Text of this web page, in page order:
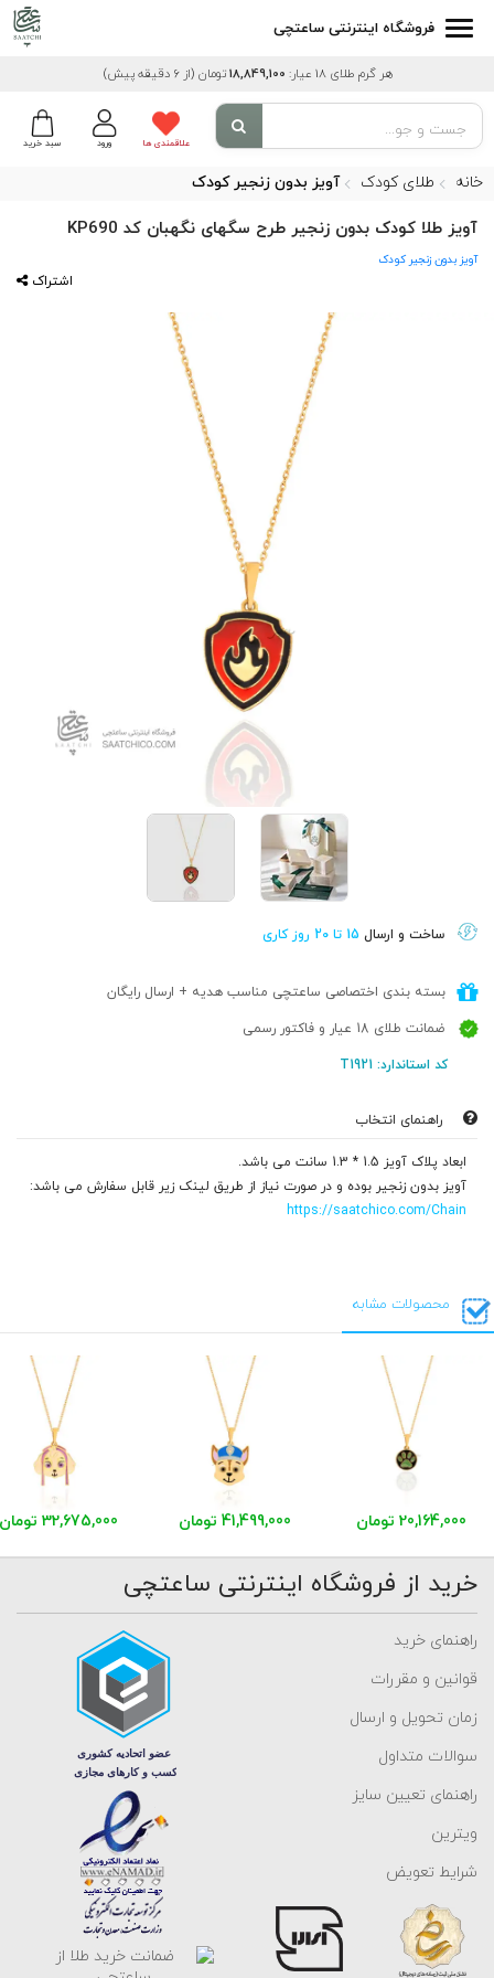
فروشگاه اینترنتی ساعتچی
هر گرم طلای 18 عیار: 18,849,100 تومان (از 6 دقیقه پیش)
سبد خرید ورود علاقمندی ها
خانه طلای کودک آویز بدون زنجیر کودک
آویز طلا کودک بدون زنجیر طرح سگهای نگهبان کد KP690
آویز بدون زنجیر کودک
اشتراک
ساخت و ارسال 15 تا 20 روز کاری
بسته بندی اختصاصی ساعتچی مناسب هدیه + ارسال رایگان
ضمانت طلای 18 عیار و فاکتور رسمی
کد استاندارد: T1921
راهنمای انتخاب
ابعاد پلاک آویز 1.5 * 1.3 سانت می باشد.
آویز بدون زنجیر بوده و در صورت نیاز از طریق لینک زیر قابل سفارش می باشد:
https://saatchico.com/Chain
محصولات مشابه
20,164,000 تومان 41,499,000 تومان 32,675,000 تومان
خرید از فروشگاه اینترنتی ساعتچی
راهنمای خرید
قوانین و مقررات
زمان تحویل و ارسال
سوالات متداول
راهنمای تعیین سایز
ویترین
شرایط تعویض